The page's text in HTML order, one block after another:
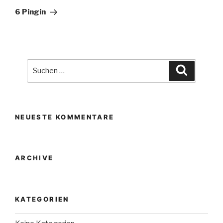
Beitrag
6 Pingin
NEUESTE KOMMENTARE
ARCHIVE
KATEGORIEN